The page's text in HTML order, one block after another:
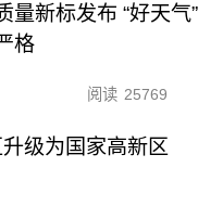
量新标发布 “好天气”
格
阅读 25769
级为国家高新区